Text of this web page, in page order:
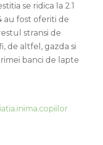
se ridica la 2.1
au fost oferiti de
stransi de
de altfel, gazda si
banci de lapte